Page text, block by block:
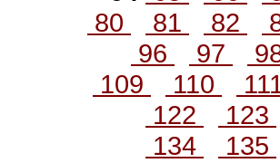
80
81 82
96
97
109
110
122
123
134
135